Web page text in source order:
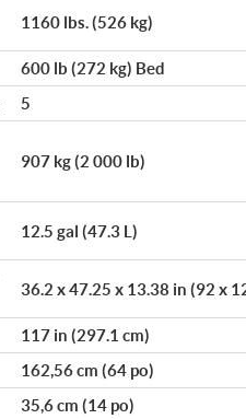
1160 lbs. (526 kg)
600 lb (272 kg) Bed
5
907 kg (2 000 lb)
12.5 gal (47.3 L)
36.2 x 47.25 x 13.38 in (92 x
117 in (297.1 cm)
162,56 cm (64 po)
35,6 cm (14 po)